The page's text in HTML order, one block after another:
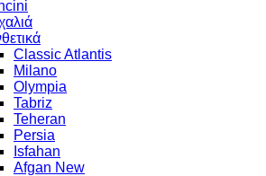
Classic Atlantis
Milano
Olympia
Tabriz
Teheran
Persia
Isfahan
Afgan New